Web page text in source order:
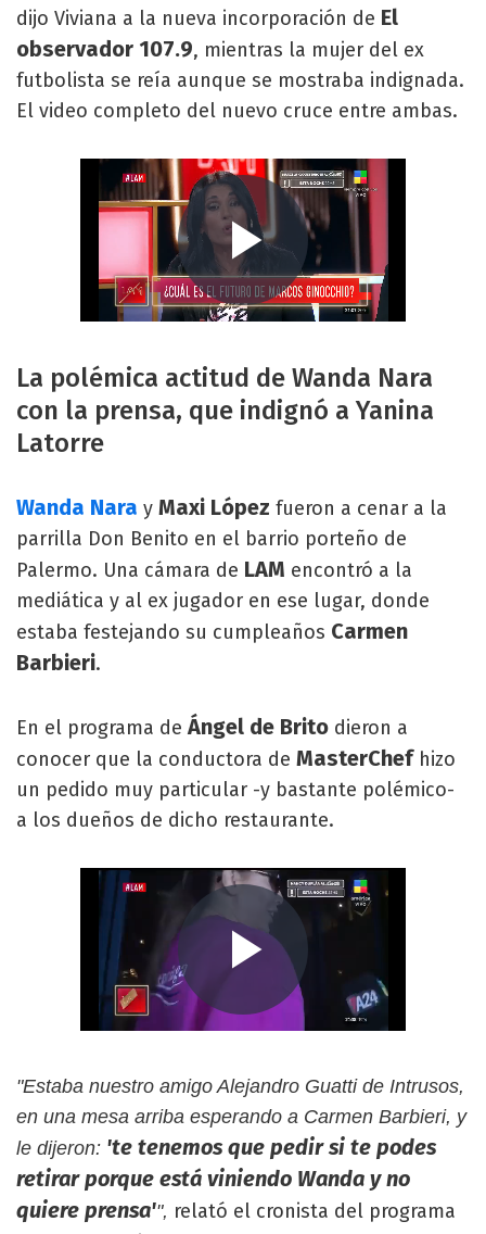
dijo Viviana a la nueva incorporación de El
observador 107.9, mientras la mujer del ex
futbolista se reía aunque se mostraba indignada.
El video completo del nuevo cruce entre ambas.
La polémica actitud de Wanda Nara
con la prensa, que indignó a Yanina
Latorre
Wanda Nara y Maxi López fueron a cenar a la
parrilla Don Benito en el barrio porteño de
Palermo. Una cámara de LAM encontró a la
mediática y al ex jugador en ese lugar, donde
estaba festejando su cumpleaños Carmen
Barbieri.
En el programa deÁngel de Brito dieron a
conocer que la conductora de MasterChefhizo
un pedido muy particular -y bastante polémico-
a los dueños de dicho restaurante.
"Estaba nuestro amigo Alejandro Guatti de Intrusos,
en una mesa arriba esperando a Carmen Barbieri, y
le dijeron: 'te tenemos que pedir si te podes
retirar porque está viniendo Wanda y no
quiere prensa'", relató el cronista del programa